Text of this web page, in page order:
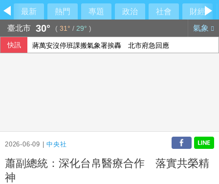
最新 熱門 專題 政治 社會
財經
臺北市 30° ( 31° / 29° ) 氣象
快訊 蔣萬安沒停班課搬氣象署挨轟 北市府急回應
2026-06-09 |中央社
蕭副總統：深化台帛醫療合作 落實共榮精
神